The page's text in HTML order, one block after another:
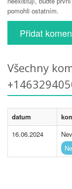
pomohli ostatním.
Přidat
Všechny
datum
16.06.2024